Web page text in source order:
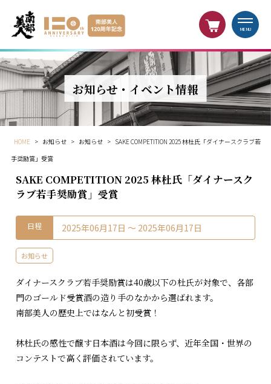
MENU
お知らせ・イベント情報
HOME > お知らせ > お知らせ > SAKE COMPETITION 2025 林杜氏「ダイナースクラブ若
手奨励賞」受賞
SAKE COMPETITION 2025 林杜氏「ダイナースク
ラブ若手奨励賞」受賞
日程 2025年06月17日 〜 2025年06月17日
お知らせ
ダイナースクラブ若手奨励賞は40歳以下の杜氏が対象で、各部
門のゴールド受賞酒の造り手のなかから選ばれます。
南部美人の歴史上ではなんと初受賞！
林杜氏の感性で醸す日本酒は今回に限らず、近年全国・世界の
コンテストで高く評価されています。